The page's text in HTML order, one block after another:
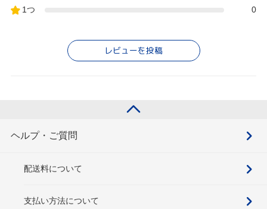
1つ
0
レビューを投稿
ヘルプ・ご質問
配送料について
支払い方法について